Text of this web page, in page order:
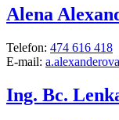
Alena
Telefon: 474 616 418
E-mail:
Ing. Bc.